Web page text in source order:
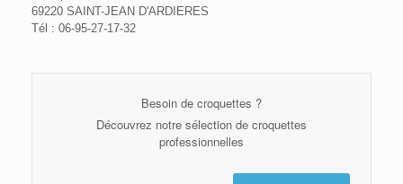
69220 SAINT-JEAN D'ARDIERES
Tél : 06-95-27-17-32
Besoin de croquettes ?
Découvrez notre sélection de croquettes
professionnelles